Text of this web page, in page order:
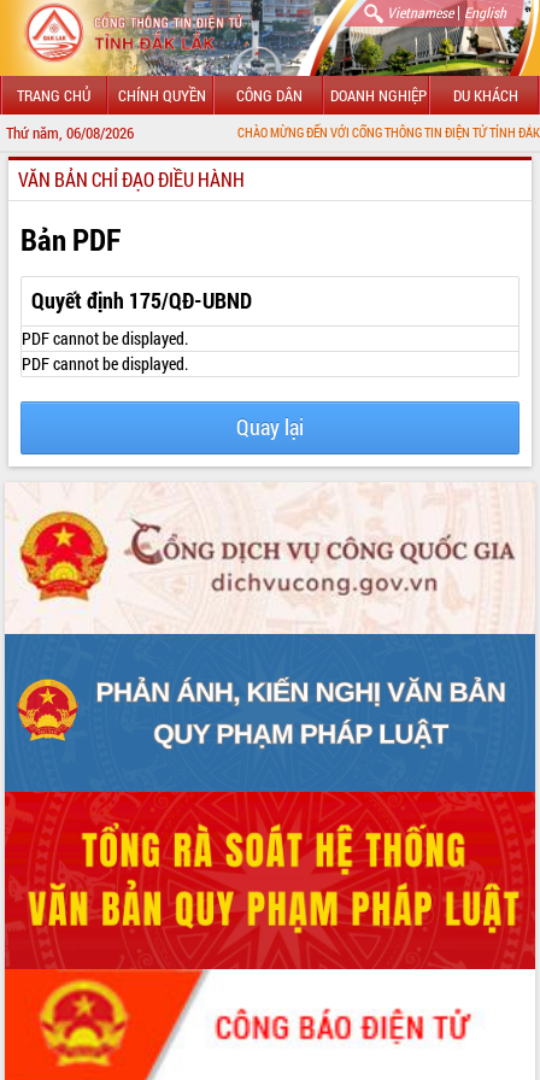
Vietnamese| English
TRANG CHỦ CHÍNH QUYỀN CÔNG DÂN DOANH NGHIỆP DU KHÁCH
Thứ năm, 06/08/2026 CHÀO MỪNG ĐẾN VỚI CỔNG THÔNG TIN ĐIỆN TỬ TỈNH ĐẮK LẮK
GIỚI THIỆU
LÃNH ĐẠO UBND TỈNH
TIN TỨC SỰ KIỆN
SỞ, BAN, NGÀNH
UBND CÁC XÃ, PHƯỜNG
HỆ THỐNG VĂN BẢN
VĂN BẢN HĐND TỈNH
ĐIỂM TIN VĂN BẢN
QUY HOẠCH - KẾ HOẠCH
VĂN BẢN CHỈ ĐẠO ĐIỀU HÀNH
Bản PDF
Quyết định 175/QĐ-UBND
PDF cannot be displayed.
PDF cannot be displayed.
Quay lại